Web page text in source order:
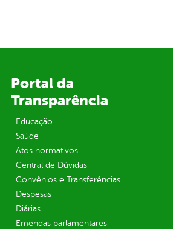
Portal da
Transparência
Educação
Saúde
Atos normativos
Central de Dúvidas
Convênios e Transferências
Despesas
Diárias
Emendas parlamentares